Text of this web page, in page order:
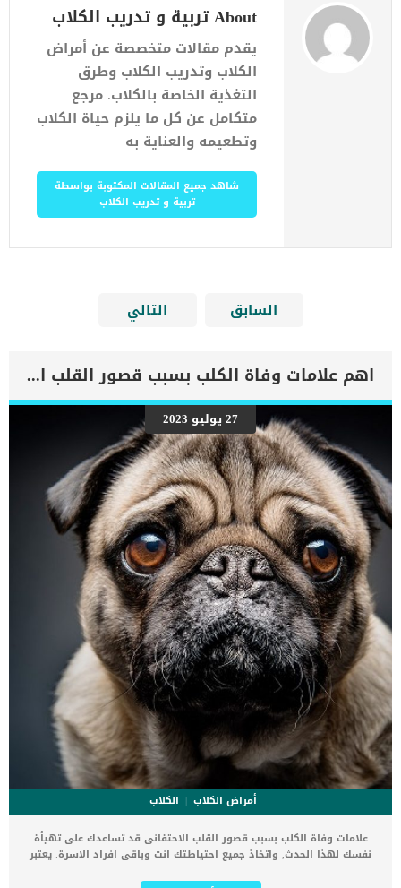
About تربية و تدريب الكلاب
يقدم مقالات متخصصة عن أمراض
الكلاب وتدريب الكلاب وطرق
التغذية الخاصة بالكلاب. مرجع
متكامل عن كل ما يلزم حياة الكلاب
وتطعيمه والعناية به
شاهد جميع المقالات المكتوبة بواسطة
تربية و تدريب الكلاب
السابق التالي
اهم علامات وفاة الكلب بسبب قصور القلب الاحتقانى
27 يوليو 2023
أمراض الكلاب
الكلاب
علامات وفاة الكلب بسبب قصور القلب الاحتقانى قد تساعدك على تهيأة
نفسك لهذا الحدث, واتخاذ جميع احتياطتك انت وباقى افراد الاسرة. يعتبر